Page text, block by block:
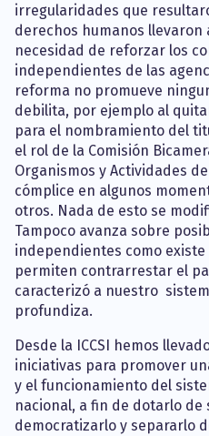
irregularidades que
derechos humanos llevaron
necesidad de reforzar los
independientes de las
reforma no promueve
debilita, por ejemplo al
para el nombramiento del
el rol de la Comisión
Organismos y Actividades
cómplice en algunos
otros. Nada de esto se
Tampoco avanza sobre
independientes como
permiten contrarrestar el
caracterizó a nuestro
profundiza.
Desde la ICCSI hemos
iniciativas para promover
y el funcionamiento del
nacional, a fin de dotarlo de
democratizarlo y separarlo